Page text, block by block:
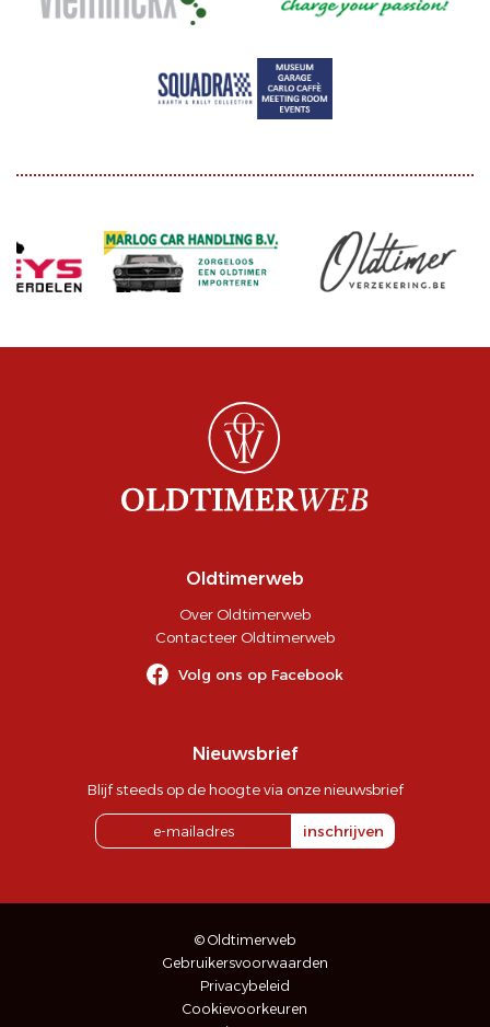
Oldtimerweb
Over Oldtimerweb
Contacteer Oldtimerweb
Volg ons op Facebook
Nieuwsbrief
Blijf steeds op de hoogte via onze nieuwsbrief
inschrijven
© Oldtimerweb
Gebruikersvoorwaarden
Privacybeleid
Cookievoorkeuren